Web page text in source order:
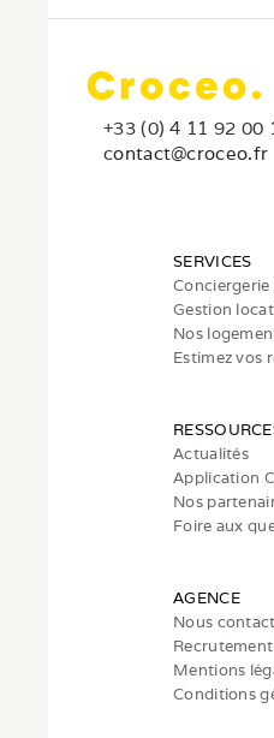
+33 (0) 4 11 92 00
contact@croceo.fr
SERVICES
Gestion
Nos
Estimez vos
Actualités
Application
Nos
Foire aux
AGENCE
Nous
Recrutement
Mentions
Conditions